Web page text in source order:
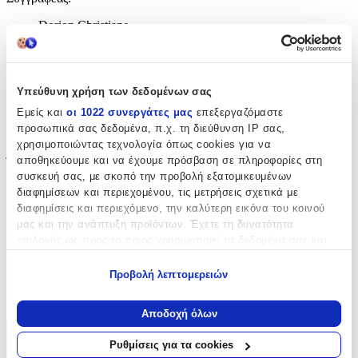
Υπεύθυνη χρήση των δεδομένων σας
Εμείς και οι 1022 συνεργάτες μας επεξεργαζόμαστε
προσωπικά σας δεδομένα, π.χ. τη διεύθυνση IP σας,
χρησιμοποιώντας τεχνολογία όπως cookies για να
αποθηκεύουμε και να έχουμε πρόσβαση σε πληροφορίες στη
συσκευή σας, με σκοπό την προβολή εξατομικευμένων
διαφημίσεων και περιεχομένου, τις μετρήσεις σχετικά με
διαφημίσεις και περιεχόμενο, την καλύτερη εικόνα του κοινού
μας και την ανάπτυξη προϊόντων. Έχετε τη δυνατότητα
Να συλλέξουμε πληροφορίες σχετικά με τη γεωγραφική
σας τοποθεσία, οι οποίες μπορεί να είναι ακριβείς σε
απόσταση μερικών μέτρων
Να αναγνωρίσουμε τη συσκευή σας σαρώνοντας ενεργά
Προβολή λεπτομερειών
Αποδοχή όλων
Ρυθμίσεις για τα cookies
Dorion Christiane
Εκδότης
Ημερομηνία Έκδοσης
07/09/2010
Έτος Έκδοσης:
2010
Αριθμός Σελίδων :
Χαρακτηριστικά